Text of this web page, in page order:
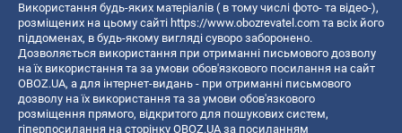
Використання будь-яких матеріалів ( в тому числі фото- та відео-),
розміщених на цьому сайті https://www.obozrevatel.com та всіх його
піддоменах, в будь-якому вигляді суворо заборонено.
Дозволяється використання при отриманні письмового дозволу
на їх використання та за умови обов'язкового посилання на сайт
OBOZ.UA, а для інтернет-видань - при отриманні письмового
дозволу на їх використання та за умови обов'язкового
розміщення прямого, відкритого для пошукових систем,
гіперпосилання на сторінку OBOZ.UA за посиланням